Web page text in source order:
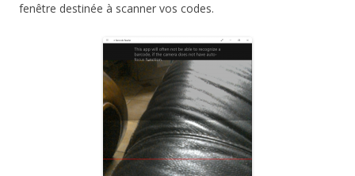
fenêtre destinée à scanner vos codes.